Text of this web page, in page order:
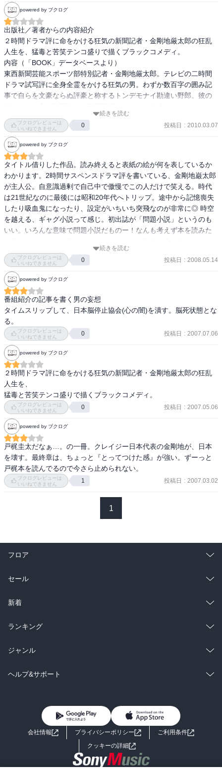
るとそんあ不快な人間も許せてしまうかも。
突然、少年冒険ものになるあたりは意味不明・・・
金剛地氏を師匠とあがめる青年が家にころがり込んでからのくだ
りが大変ツボでした(●´艸｀)
powered by ブクログ
出版社／著者からの内容紹介
２時間ドラマ評に命をかける狂気の新聞記者・金剛地厳太郎の狂乱
人生を、猛毒と苦笑テンコ盛りで描くブラックコメディ。
内容（「BOOK」データベースより）
東西新聞芸能スポーツ部特別記者・金剛地厳太郎。テレビの二時間
ドラマ試写評に全身全霊をかける狂気の男。わずか数百字の囲み記
事で自らを文豪ならぬ評豪と称するトンデモナイ勘違い野郎。彼の
続きを読む
ブクログレビューは
いいねできません
0 投稿日 : 2010.03.07
powered by ブクログ
タイトル借りした作品。読み終えると表紙の絵が何を表しているか
わかります。2時間サスペンスドラマ評を書いている、金剛地巌太郎
が主人公。自意識過剰で自己中で傲慢でこの人だけで笑える。時代
は21世紀なのに最後には昭和20年代へトリップ。途中から記憶喪失
したり吸血鬼になったり、設定がいちいち突飛なのが非常に◎ 時空
を越える、ギャグ小説って感じ。初出誌が「問題小説」というのも
いい。いろんな意味で問題小説だものー！なんも考えず本を読みた
ど、右目つぶってあげましょう。 続きを読む
ブクログレビューは
いいねできません
0 投稿日 : 2008.05.14
powered by ブクログ
番組紹介の記事を書く男の妄想
タイムスリップして、日本脳停止協会(心の闇)を潰す。脳死状態とな
る。
ブクログレビューは
いいねできません
0 投稿日 : 2007.07.06
powered by ブクログ
２時間ドラマ評に命をかける狂気の新聞記者・金剛地厳太郎の狂乱
人生を、
猛毒と苦笑テンコ盛りで描くブラックコメディ。
ブクログレビューは
いいねできません
0 投稿日 : 2007.05.06
powered by ブクログ
戸梶圭太だなぁ…。の一冊。クレイジー日本代表の金剛地が、日本
を壊す。最終章は、ちょっと『とってつけた感』が強い。ずーっと
戸梶本を読んでるので今さら止められない。
ブクログレビューは
いいねできません
1 投稿日 : 2007.03.02
1
フロア
総合
ラノベ
雑誌・グラビア
BL・TL
セール
総合
ラノベ
雑誌・グラビア
BL・TL
新着
総合
ラノベ
雑誌・グラビア
ランキング
総合
ラノベ
ジャンル
コミック
ライトノベル 男子向けラノベ
小説
海外小説
ヘルプ&サポート
よくあるご質問 お問い合わせ
会社情報 プライバシーポリシー
ご利用条件
クッキーの詳細